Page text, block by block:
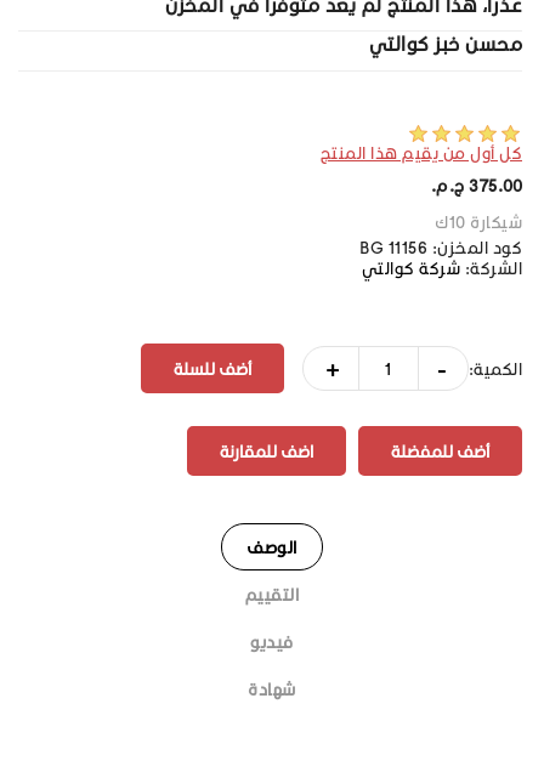
محسن خبز كوالتي
كل أول من يقيم هذا المنتج
375.00 ج.م.‏
شيكارة 10ك
كود المخزن: BG 11156
الشركة: شركة كوالتي
الكمية: -
+
أضف للمفضلة اضف للمقارنة
الوصف
التقييم
فيديو
شهادة